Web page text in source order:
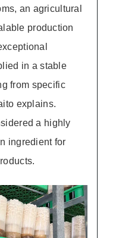
an agricultural
production
in a stable
from specific
explains.
a highly
ingredient for